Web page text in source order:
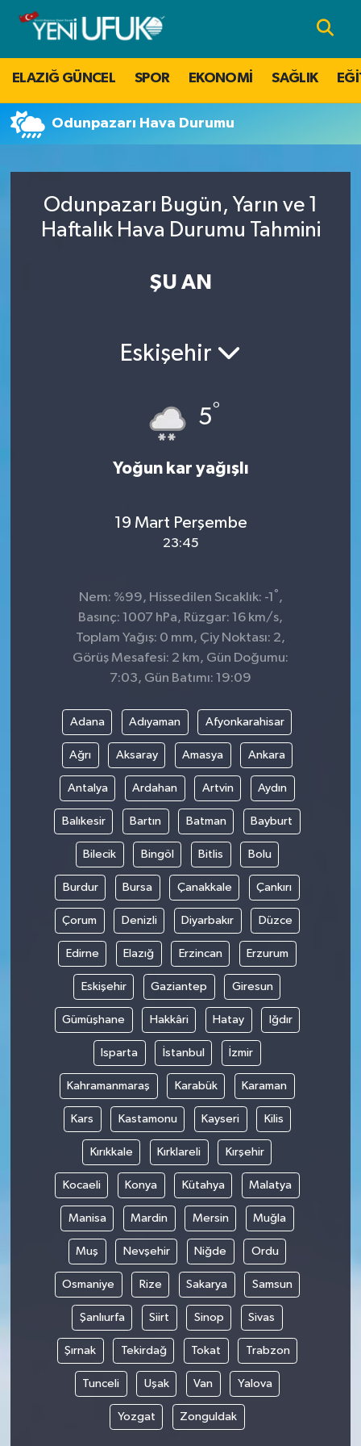
ELAZIĞ GÜNCEL SPOR EKONOMİ SAĞLIK
Odunpazarı Hava Durumu
Odunpazarı Bugün, Yarın ve 1
Haftalık Hava Durumu Tahmini
ŞU AN
Eskişehir
5°
Yoğun kar yağışlı
19 Mart Perşembe
23:45
Nem: %99, Hissedilen Sıcaklık: -1 ° ,
Basınç: 1007 hPa, Rüzgar: 16 km/s,
Toplam Yağış: 0 mm, Çiy Noktası: 2,
Görüş Mesafesi: 2 km, Gün Doğumu:
7:03, Gün Batımı: 19:09
Adana Adıyaman Afyonkarahisar
Ağrı Aksaray Amasya Ankara
Antalya Ardahan Artvin Aydın
Balıkesir Bartın Batman Bayburt
Bilecik Bingöl Bitlis Bolu
Burdur Bursa Çanakkale Çankırı
Çorum Denizli Diyarbakır Düzce
Edirne Elazığ Erzincan Erzurum
Eskişehir Gaziantep Giresun
Gümüşhane Hakkâri Hatay Iğdır
Isparta İstanbul İzmir
Kahramanmaraş Karabük Karaman
Kars Kastamonu Kayseri Kilis
Kırıkkale Kırklareli Kırşehir
Kocaeli Konya Kütahya Malatya
Manisa Mardin Mersin Muğla
Muş Nevşehir Niğde Ordu
Osmaniye Rize Sakarya Samsun
Şanlıurfa Siirt Sinop Sivas
Şırnak Tekirdağ Tokat Trabzon
Tunceli Uşak Van Yalova
Yozgat Zonguldak
Nöbetçi Eczaneler
Hava Durumu
Namaz Vakitleri
Süper Lig Puan Durumu ve Fikstür